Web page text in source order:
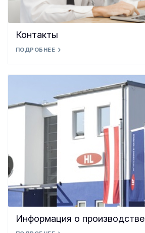
Контакты
ПОДРОБНЕЕ
Информация о производстве